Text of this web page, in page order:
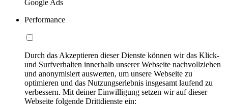
Google Ads
Performance
Durch das Akzeptieren dieser Dienste können wir das Klick-
und Surfverhalten innerhalb unserer Webseite nachvollziehen
und anonymisiert auswerten, um unsere Webseite zu
optimieren und das Nutzungserlebnis insgesamt laufend zu
verbessern. Mit deiner Einwilligung setzen wir auf dieser
Webseite folgende Drittdienste ein: